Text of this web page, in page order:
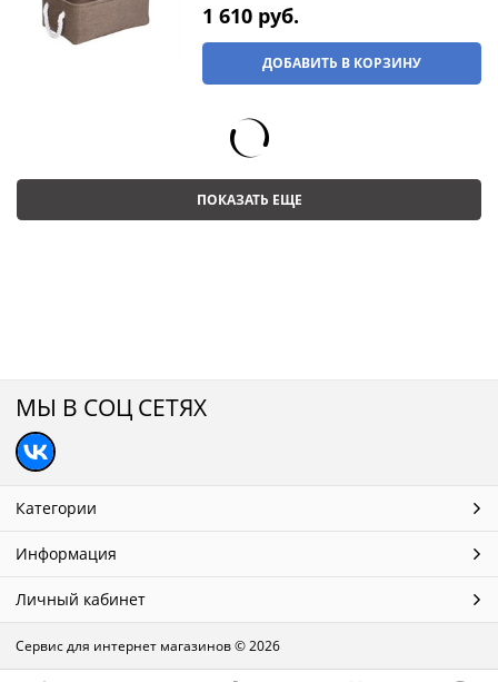
1 610 руб.
ДОБАВИТЬ В КОРЗИНУ
ПОКАЗАТЬ ЕЩЕ
МЫ В СОЦ СЕТЯХ
Категории
Информация
Личный кабинет
Сервис для интернет магазинов© 2026